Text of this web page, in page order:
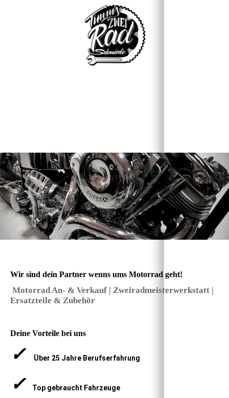
Wir sind dein Partner wenns ums Motorrad geht!
Motorrad An- & Verkauf | Zweiradmeisterwerkstatt |
Ersatzteile & Zubehör
Deine Vorteile bei uns
✓ Über 25 Jahre Berufserfahrung
✓ Top gebraucht Fahrzeuge